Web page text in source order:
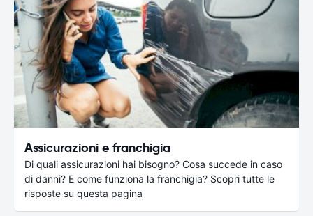
Assicurazioni e franchigia
Di quali assicurazioni hai bisogno? Cosa succede in caso
di danni? E come funziona la franchigia? Scopri tutte le
risposte su questa pagina